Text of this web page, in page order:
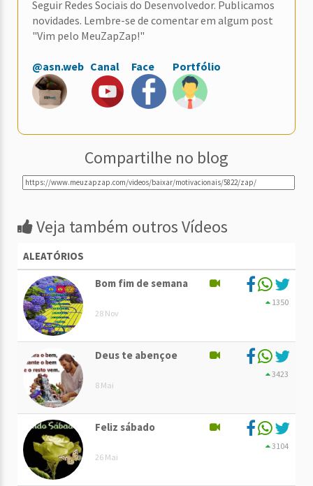
Seguir Redes Sociais do Desenvolvedor. Publicamos
novidades. Lembre-se de comentar em algum post
"Vim pelo MeuZapZap!"
@asn.web Canal Face Portfólio
Compartilhe no blog
Veja também outros Vídeos
ALEATÓRIOS
Bom fim de semana
28 Nov
1350
Deus te abençoe
8 Mai
3423
Feliz sábado
26 Mai
3104